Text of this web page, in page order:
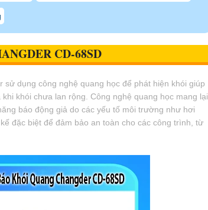
CD-68SD
dụng công nghệ quang học để phát hiện khói giúp
khói chưa lan rộng. Công nghệ quang học mang lại
báo động giả do các yếu tố môi trường như hơi
đặc biệt để đảm bảo an toàn cho các công trình, từ